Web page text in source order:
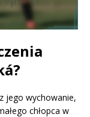
jego wychowanie,
chłopca w